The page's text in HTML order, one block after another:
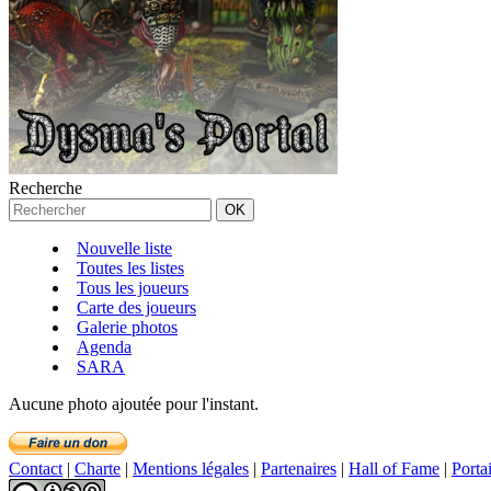
Recherche
Nouvelle liste
Toutes les listes
Tous les joueurs
Carte des joueurs
Galerie photos
Agenda
SARA
Aucune photo ajoutée pour l'instant.
Contact | Charte | Mentions légales | Partenaires | Hall of Fame |